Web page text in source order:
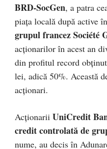
BRD-SocGen, a patra
piaţa locală după active
grupul francez Société
acţionarilor în acest an
din profitul record
lei, adică 50%. Această
acţionari.
Acţionarii UniCredit
credit controlată de
nume, au decis în